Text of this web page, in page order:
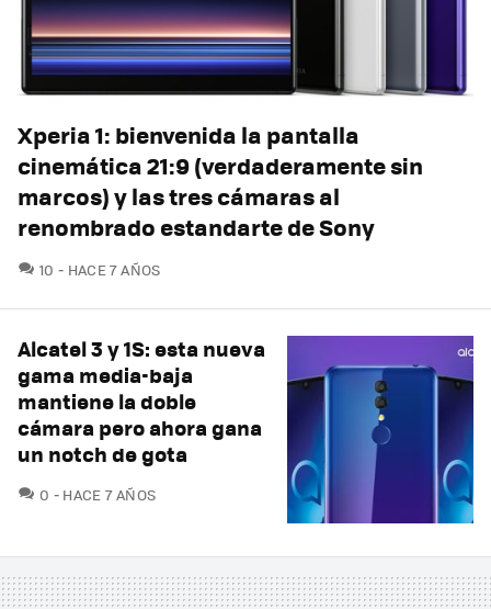
Xperia 1: bienvenida la pantalla
cinemática 21:9 (verdaderamente sin
marcos) y las tres cámaras al
renombrado estandarte de Sony
10 COMENTARIOS
HACE 7 AÑOS
Alcatel 3 y 1S: esta nueva
gama media-baja
mantiene la doble
cámara pero ahora gana
un notch de gota
0 COMENTARIOS
HACE 7 AÑOS